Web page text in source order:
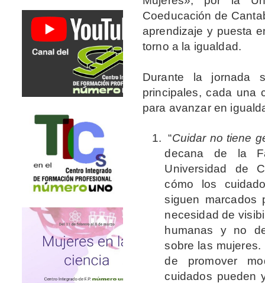
Coeducación de
aprendizaje y puesta
torno a la igualdad.
Durante la jornada
principales, cada una
para avanzar en
“Cuidar no tiene
decana de la
Universidad de
cómo los
siguen marcados
necesidad de
humanas y no
sobre las
de promover
cuidados pueden